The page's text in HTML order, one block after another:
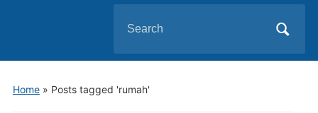
for:
Home» Posts tagged 'rumah'